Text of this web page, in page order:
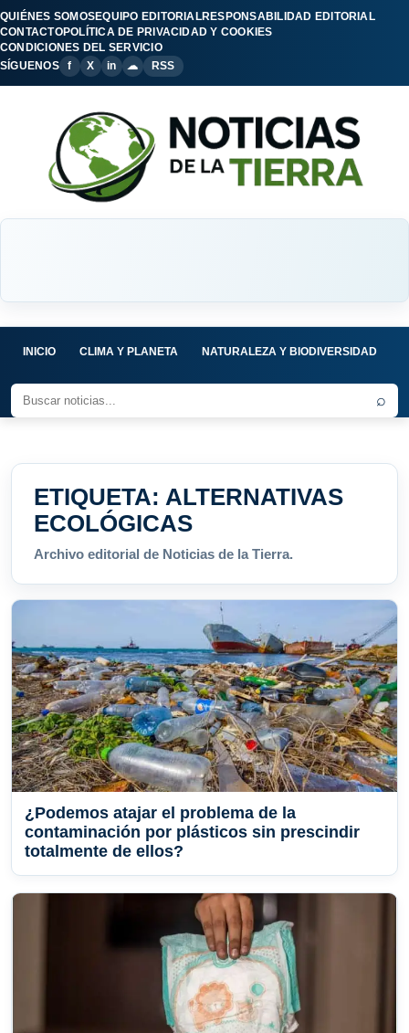
QUIÉNES SOMOSEQUIPO EDITORIALRESPONSABILIDAD EDITORIAL
CONTACTOPOLÍTICA DE PRIVACIDAD Y COOKIES
CONDICIONES DEL SERVICIO
SÍGUENOS
f X in ☁ RSS
INICIO CLIMA Y PLANETA NATURALEZA Y BIODIVERSIDAD
⌕
ETIQUETA: ALTERNATIVAS
ECOLÓGICAS
Archivo editorial de Noticias de la Tierra.
¿Podemos atajar el problema de la
contaminación por plásticos sin prescindir
totalmente de ellos?